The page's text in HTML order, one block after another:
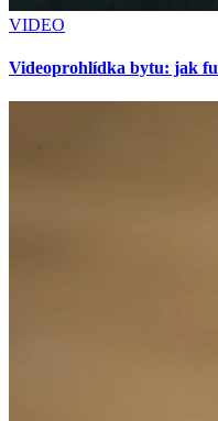
VIDEO
Videoprohlídka bytu: jak